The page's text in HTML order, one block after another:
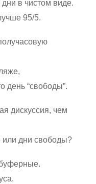
в чистом виде.
95/5.
день “свободы”.
дискуссия, чем
дни свободы?